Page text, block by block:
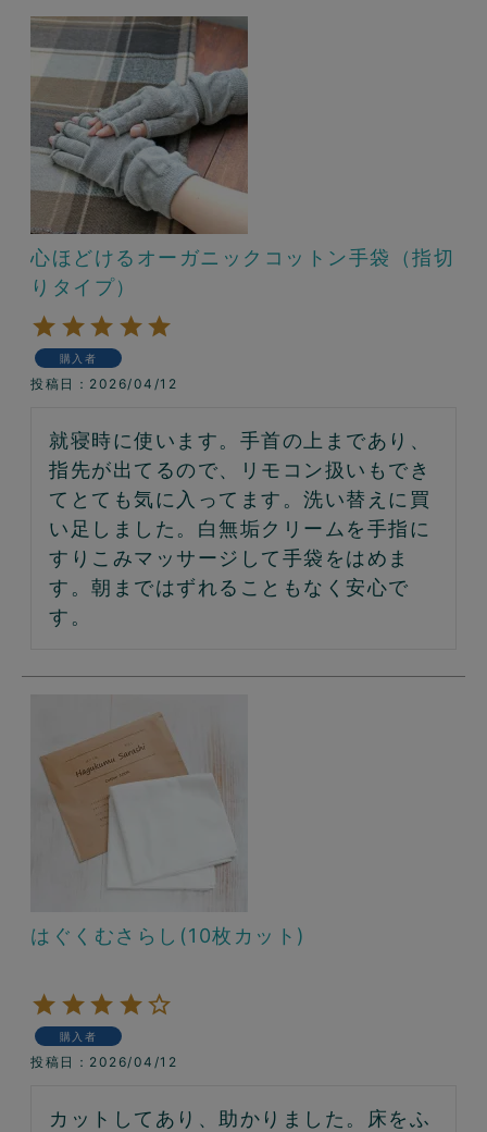
心ほどけるオーガニックコットン手袋（指切
りタイプ）
購入者
投稿日 2026/04/12
就寝時に使います。手首の上まであり、
指先が出てるので、リモコン扱いもでき
てとても気に入ってます。洗い替えに買
い足しました。白無垢クリームを手指に
すりこみマッサージして手袋をはめま
す。朝まではずれることもなく安心で
す。
はぐくむさらし(10枚カット)
購入者
投稿日 2026/04/12
カットしてあり、助かりました。床をふ